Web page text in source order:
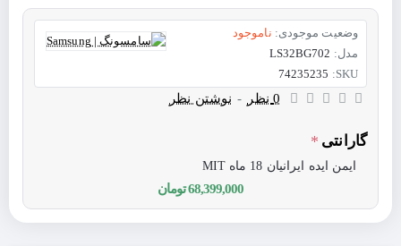
وضعیت موجودی: ناموجود
مدل: LS32BG702
SKU:
74235235
0 نظر - نوشتن نظر
گارانتی
ایمن ایده ایرانیان 18 ماه MIT
68,399,000 تومان